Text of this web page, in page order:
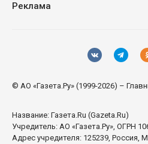
Реклама
© АО «Газета.Ру» (1999-2026) –
Название: Газета.Ru (Gazeta.Ru)
Учредитель: АО «Газета.Ру», ОГРН
Адрес учредителя: 125239, Россия,